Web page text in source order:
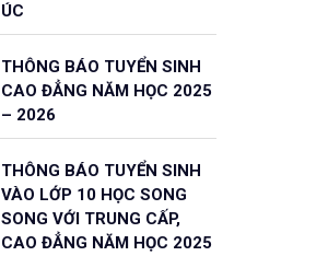
ÚC
THÔNG BÁO TUYỂN SINH
CAO ĐẲNG NĂM HỌC 2025
– 2026
THÔNG BÁO TUYỂN SINH
VÀO LỚP 10 HỌC SONG
SONG VỚI TRUNG CẤP,
CAO ĐẲNG NĂM HỌC 2025